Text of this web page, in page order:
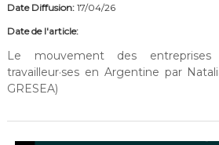
Date Diffusion:17/04/26
Date de l'article:
Le mouvement des
travailleur·ses en Argentine par
GRESEA)